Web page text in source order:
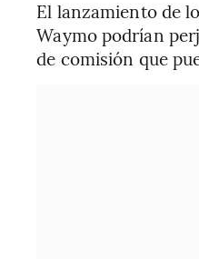
El lanzamiento de
Waymo podrían
de comisión que